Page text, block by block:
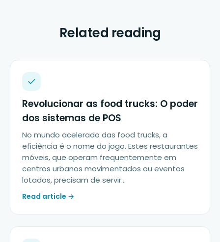
Related reading
Revolucionar as food trucks: O poder
dos sistemas de POS
No mundo acelerado das food trucks, a
eficiência é o nome do jogo. Estes restaurantes
móveis, que operam frequentemente em
centros urbanos movimentados ou eventos
lotados, precisam de servir…
Read article →